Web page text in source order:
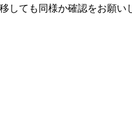
しても同様か確認をお願い